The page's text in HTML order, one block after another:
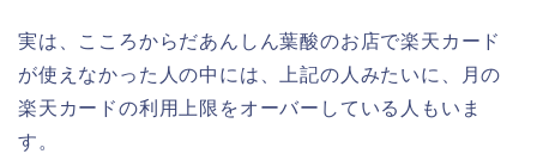
実は、こころからだあんしん葉酸のお店で楽天カード
が使えなかった人の中には、上記の人みたいに、月の
楽天カードの利用上限をオーバーしている人もいま
す。